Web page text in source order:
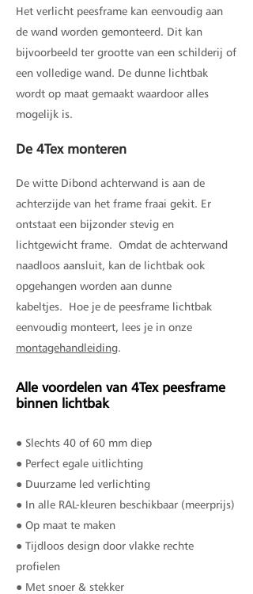
Het verlicht peesframe kan eenvoudig aan
de wand worden gemonteerd. Dit kan
bijvoorbeeld ter grootte van een schilderij of
een volledige wand. De dunne lichtbak
wordt op maat gemaakt waardoor alles
mogelijk is.
De 4Tex monteren
De witte Dibond achterwand is aan de
achterzijde van het frame fraai gekit. Er
ontstaat een bijzonder stevig en
lichtgewicht frame. Omdat de achterwand
naadloos aansluit, kan de lichtbak ook
opgehangen worden aan dunne
kabeltjes. Hoe je de peesframe lichtbak
eenvoudig monteert, lees je in onze
montagehandleiding.
Alle voordelen van 4Tex peesframe
binnen lichtbak
● Slechts 40 of 60 mm diep
● Perfect egale uitlichting
● Duurzame led verlichting
● In alle RAL-kleuren beschikbaar (meerprijs)
● Op maat te maken
● Tijdloos design door vlakke rechte
profielen
● Met snoer & stekker